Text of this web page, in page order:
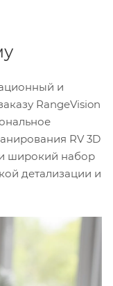
и
RangeVision
RV 3D
широкий набор
детализации и